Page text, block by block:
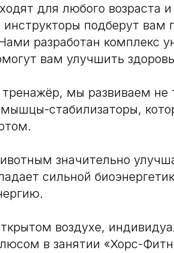
для любого возраста
подберут вам
разработан комплекс
вам улучшить
мы развиваем не
стабилизаторы,
значительно
сильной
воздухе,
в занятии «Хорс-